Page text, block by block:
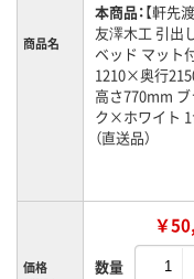
商品名
本商品：【軒先
友澤木工 引出
ベッド マット
1210×奥行
高さ770mm ブ
ク×ホワイト
（直送品）
価格
￥
数量